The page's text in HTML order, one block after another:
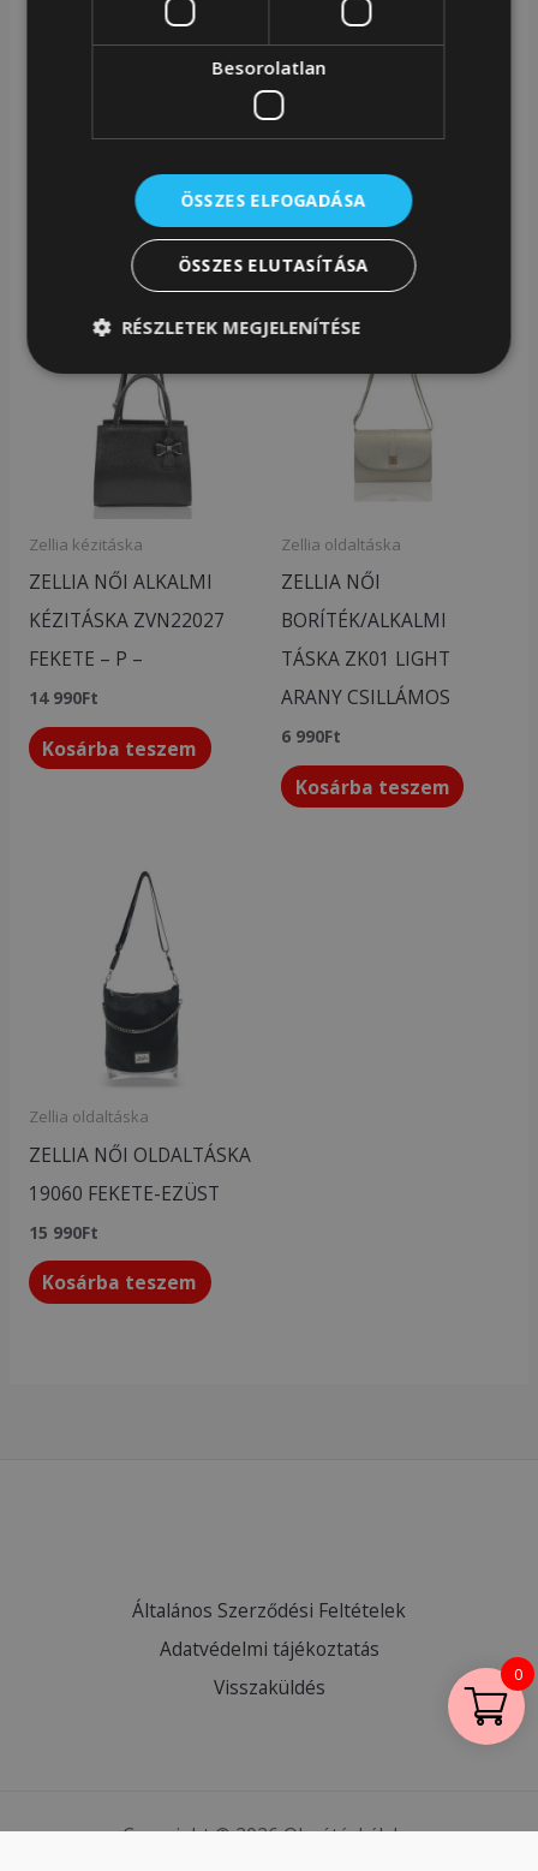
Oldaltáskaként Is Hordható.Kívül Belül Zsebbel
Kapcsolódó termékek
Zellia kézitáska
ZELLIA NŐI ALKALMI
KÉZITÁSKA ZVN22027
FEKETE – P –
14 990Ft
Kosárba teszem
Zellia oldaltáska
ZELLIA NŐI
BORÍTÉK/ALKALMI
TÁSKA ZK01 LIGHT
ARANY CSILLÁMOS
6 990Ft
Kosárba teszem
Zellia oldaltáska
ZELLIA NŐI OLDALTÁSKA
19060 FEKETE-EZÜST
15 990Ft
Kosárba teszem
Általános Szerződési Feltételek
Adatvédelmi tájékoztatás
Visszaküldés
Copyright © 2026 Olcsótáskák.hu
0
Besorolatlan
ÖSSZES ELFOGADÁSA
ÖSSZES ELUTASÍTÁSA
RÉSZLETEK MEGJELENÍTÉSE